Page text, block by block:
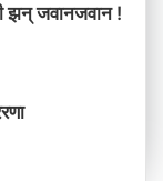
झन् जवानजवान !